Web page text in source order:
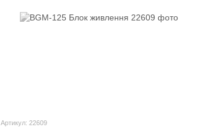
Артикул: 22609